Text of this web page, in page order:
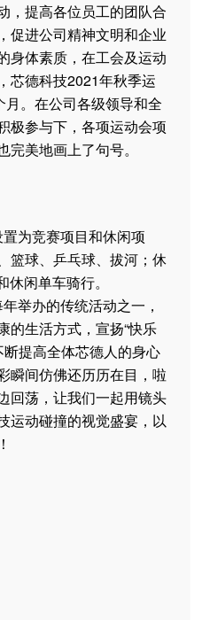
，提高各位员工的团队合
促进公司精神文明和企业
身体素质，在工会及运动
芯德科技2021年秋季运
。在公司各级领导和全
极参与下，各项运动会项
美地画上了句号。
为竞赛项目和休闲项
篮球、乒乓球、拔河；休
闲单车骑行。
举办的传统活动之一，
的生活方式，宣扬“快乐
断提高全体芯德人的身心
瞬间仿佛还历历在目，啦
回荡，让我们一起用镜头
运动碰撞的视觉盛宴，以